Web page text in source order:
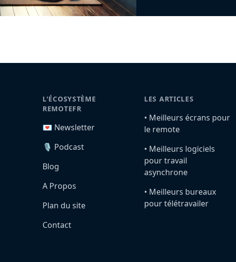
L'ÉCOSYSTÈME
REMOTEFR
💌 Newsletter
🎙️ Podcast
Blog
A Propos
Plan du site
Contact
LES ARTICLES
•️ Meilleurs écrans pour
le remote
•️ Meilleurs logiciels
pour travail
asynchrone
•️ Meilleurs bureaux
pour télétravailer